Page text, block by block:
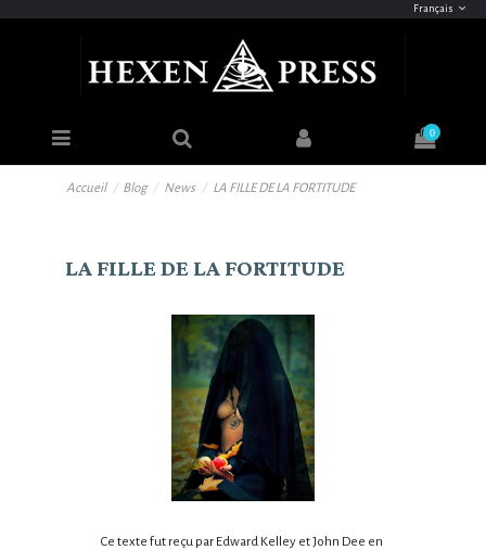
Français
0
Accueil Blog News LA FILLE DE LA FORTITUDE
LA FILLE DE LA FORTITUDE
Ce texte fut reçu par Edward Kelley et John Dee en